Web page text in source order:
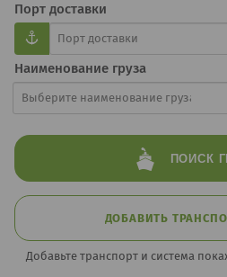
Порт доставки
Наименование груза
ПОИСК
ДОБАВИТЬ
Добавьте транспорт и система